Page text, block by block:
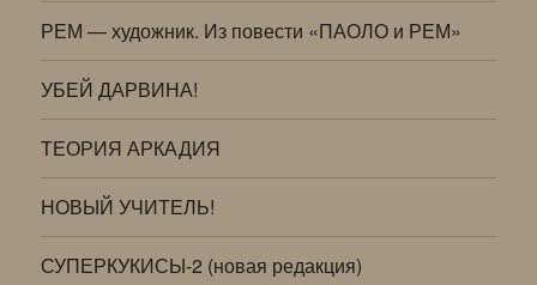
РЕМ — художник. Из повести «ПАОЛО и РЕМ»
УБЕЙ ДАРВИНА!
ТЕОРИЯ АРКАДИЯ
НОВЫЙ УЧИТЕЛЬ!
СУПЕРКУКИСЫ-2 (новая редакция)